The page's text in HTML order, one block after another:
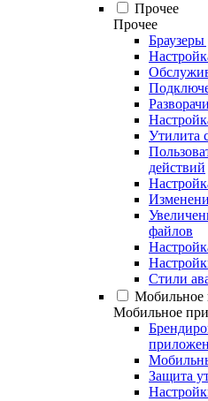
Прочее
Прочее
Утилита
действий
файлов
Стили
Мобильное
Мобильное
Защита